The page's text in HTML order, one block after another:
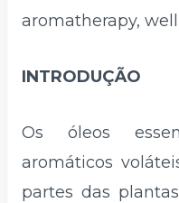
aromatherapy,
INTRODUÇÃO
Os óleos
aromáticos
partes das